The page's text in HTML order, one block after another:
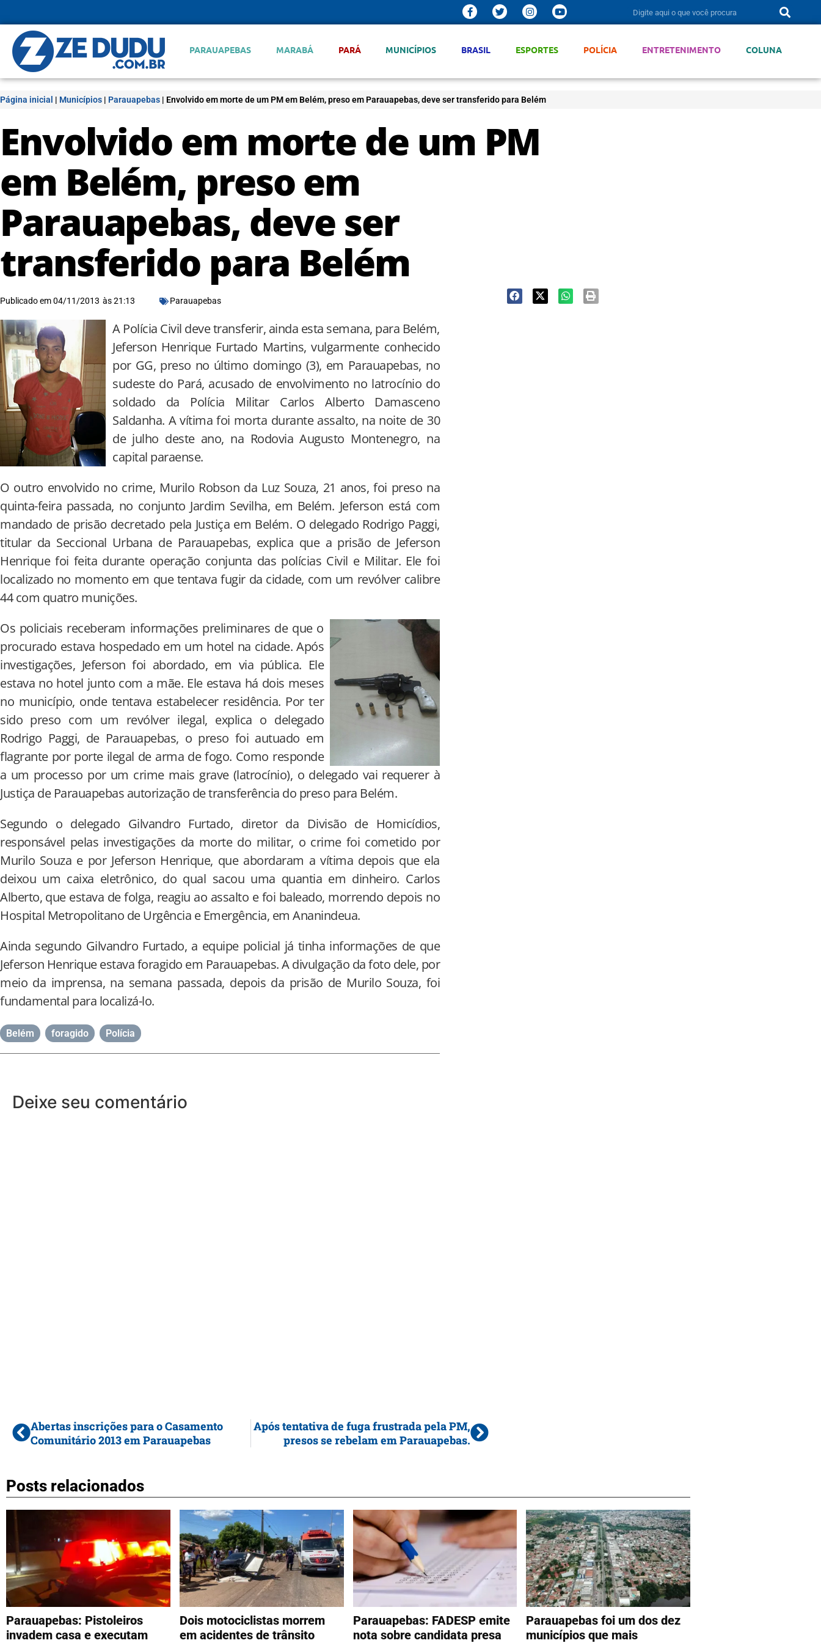
PARAUAPEBAS MARABÁ PARÁ MUNICÍPIOS BRASIL ESPORTES POLÍCIA ENTRETENIMENTO COLUNA
Página inicial | Municípios | Parauapebas | Envolvido em morte de um PM em Belém, preso em Parauapebas, deve ser transferido para Belém
Envolvido em morte de um PM
em Belém, preso em
Parauapebas, deve ser
transferido para Belém
Publicado em04/11/2013 às21:13 Parauapebas
A Polícia Civil deve transferir, ainda esta semana, para Belém,
Jeferson Henrique Furtado Martins, vulgarmente conhecido
por GG, preso no último domingo (3), em Parauapebas, no
sudeste do Pará, acusado de envolvimento no latrocínio do
soldado da Polícia Militar Carlos Alberto Damasceno
Saldanha. A vítima foi morta durante assalto, na noite de 30
de julho deste ano, na Rodovia Augusto Montenegro, na
capital paraense.
O outro envolvido no crime, Murilo Robson da Luz Souza, 21 anos, foi preso na
quinta-feira passada, no conjunto Jardim Sevilha, em Belém. Jeferson está com
mandado de prisão decretado pela Justiça em Belém. O delegado Rodrigo Paggi,
titular da Seccional Urbana de Parauapebas, explica que a prisão de Jeferson
Henrique foi feita durante operação conjunta das polícias Civil e Militar. Ele foi
localizado no momento em que tentava fugir da cidade, com um revólver calibre
44 com quatro munições.
Os policiais receberam informações preliminares de que o
procurado estava hospedado em um hotel na cidade. Após
investigações, Jeferson foi abordado, em via pública. Ele
estava no hotel junto com a mãe. Ele estava há dois meses
no município, onde tentava estabelecer residência. Por ter
sido preso com um revólver ilegal, explica o delegado
Rodrigo Paggi, de Parauapebas, o preso foi autuado em
flagrante por porte ilegal de arma de fogo. Como responde
a um processo por um crime mais grave (latrocínio), o delegado vai requerer à
Justiça de Parauapebas autorização de transferência do preso para Belém.
Segundo o delegado Gilvandro Furtado, diretor da Divisão de Homicídios,
responsável pelas investigações da morte do militar, o crime foi cometido por
Murilo Souza e por Jeferson Henrique, que abordaram a vítima depois que ela
deixou um caixa eletrônico, do qual sacou uma quantia em dinheiro. Carlos
Alberto, que estava de folga, reagiu ao assalto e foi baleado, morrendo depois no
Hospital Metropolitano de Urgência e Emergência, em Ananindeua.
Ainda segundo Gilvandro Furtado, a equipe policial já tinha informações de que
Jeferson Henrique estava foragido em Parauapebas. A divulgação da foto dele, por
meio da imprensa, na semana passada, depois da prisão de Murilo Souza, foi
fundamental para localizá-lo.
Belém foragido Polícia
Deixe seu comentário
Abertas inscrições para o Casamento
Comunitário 2013 em Parauapebas
Após tentativa de fuga frustrada pela PM,
presos se rebelam em Parauapebas.
Posts relacionados
Parauapebas: Pistoleiros
invadem casa e executam
Dois motociclistas morrem
em acidentes de trânsito
Parauapebas: FADESP emite
nota sobre candidata presa
Parauapebas foi um dos dez
municípios que mais